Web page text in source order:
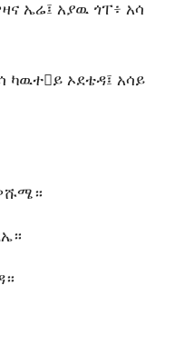
ኤሬ፤ አያዉ ጎፐ፥ አሳ
ካዉተይ ኦደቴዳ፤ አሳይ